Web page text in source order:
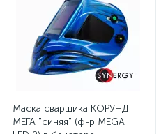
Маска сварщика КОРУНД
МЕГА "синяя" (ф-р MEGA